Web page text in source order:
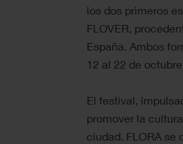
los dos primeros
FLOVER,
España. Ambos
12 al 22 de
El festival,
promover la
ciudad. FLORA se